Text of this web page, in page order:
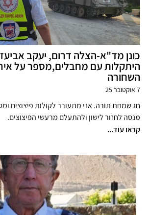
כונן מד"א-הצלה דרום, יעקב
היתקלות עם מחבלים,מספר על
השחורה
7 אוקטובר 25
חג שמחת תורה. אני מתעורר לקולות פיצוצים
מנסה לחזור לישון ולהתעלם מרעשי הפיצוצים.
קראו עוד...